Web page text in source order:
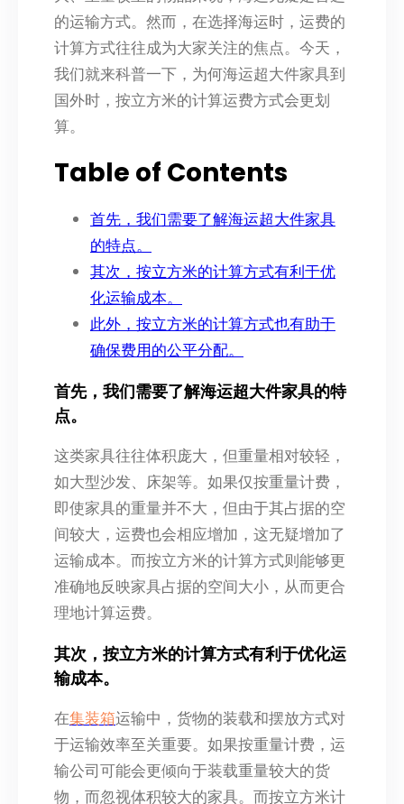
的运输方式。然而，在选择海运时，运费的
计算方式往往成为大家关注的焦点。今天，
我们就来科普一下，为何海运超大件家具到
国外时，按立方米的计算运费方式会更划
算。
Table of Contents
首先，我们需要了解海运超大件家具
的特点。
其次，按立方米的计算方式有利于优
化运输成本。
此外，按立方米的计算方式也有助于
确保费用的公平分配。
首先，我们需要了解海运超大件家具的特
点。
这类家具往往体积庞大，但重量相对较轻，
如大型沙发、床架等。如果仅按重量计费，
即使家具的重量并不大，但由于其占据的空
间较大，运费也会相应增加，这无疑增加了
运输成本。而按立方米的计算方式则能够更
准确地反映家具占据的空间大小，从而更合
理地计算运费。
其次，按立方米的计算方式有利于优化运
输成本。
在集装箱运输中，货物的装载和摆放方式对
于运输效率至关重要。如果按重量计费，运
输公司可能会更倾向于装载重量较大的货
物，而忽视体积较大的家具。而按立方米计